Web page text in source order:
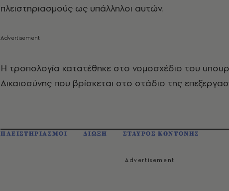
πλειστηριασμούς ως υπάλληλοι αυτών.
Η τροπολογία κατατέθηκε στο νομοσχέδιο του
Δικαιοσύνης που βρίσκεται στο στάδιο της
ΠΛΕΙΣΤΗΡΙΑΣΜΟΙ ΔΙΩΞΗ ΣΤΑΥΡΟΣ ΚΟΝΤΟΝΗΣ